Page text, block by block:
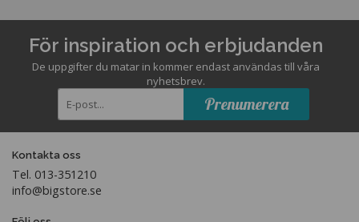
För inspiration och erbjudanden
De uppgifter du matar in kommer endast användas till våra
nyhetsbrev.
Prenumerera
Kontakta oss
Tel. 013-351210
info@bigstore.se